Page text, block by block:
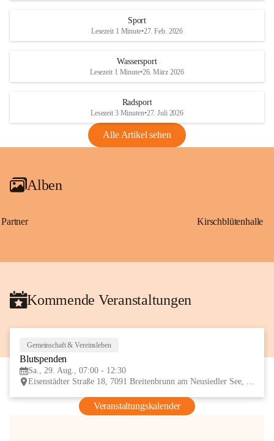
Rebe und der Amerikanischen
Anhang VBl. EU Nr. 18
1 Seite•1,4 MB
VBl. EU Nr. 18_2026
Sport
Lesezeit 1 Minute•27. Feb. 2026
Wassersport
Lesezeit 1 Minute•26. März 2026
Radsport
Lesezeit 3 Minuten•27. Juli 2026
Alle Artikel sehen
Alben
Partner Kirschblütenhalle
Kommende Veranstaltungen
Gemeinschaft & Vereinsleben
Blutspenden
Sa., 29. Aug., 07:00 - 12:30
Eisenstädter Straße 18, 7091 Breitenbrunn am Neusiedler See, AUT
Veranstaltungskalender